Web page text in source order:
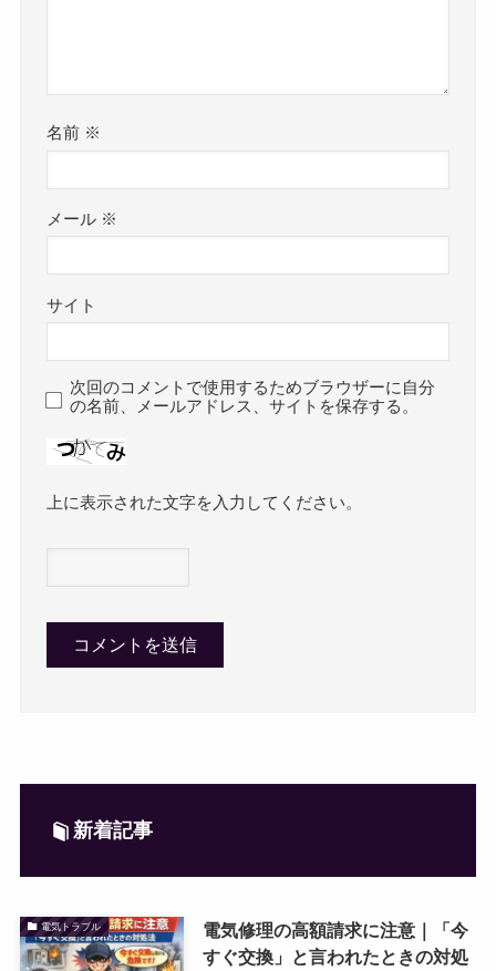
名前 ※
メール ※
サイト
次回のコメントで使用するためブラウザーに自分
の名前、メールアドレス、サイトを保存する。
上に表示された文字を入力してください。
新着記事
電気トラブル
電気修理の高額請求に注意｜「今
すぐ交換」と言われたときの対処